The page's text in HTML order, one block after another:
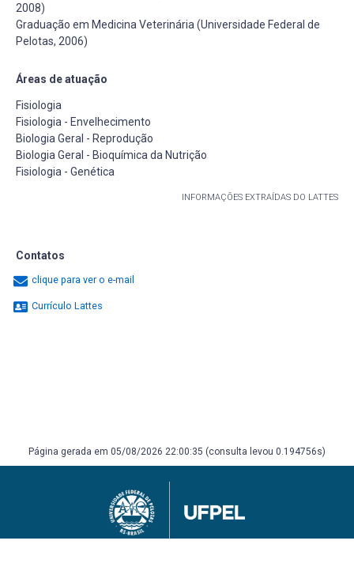
2008)
Graduação em Medicina Veterinária (Universidade Federal de
Pelotas, 2006)
Áreas de atuação
Fisiologia
Fisiologia - Envelhecimento
Biologia Geral - Reprodução
Biologia Geral - Bioquímica da Nutrição
Fisiologia - Genética
INFORMAÇÕES EXTRAÍDAS DO LATTES
Contatos
clique para ver o e-mail
Currículo Lattes
Página gerada em 05/08/2026 22:00:35 (consulta levou 0.194756s)